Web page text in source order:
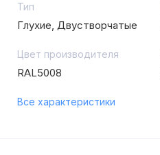
Тип
Глухие, Двустворчатые
Цвет производителя
RAL5008
Все характеристики